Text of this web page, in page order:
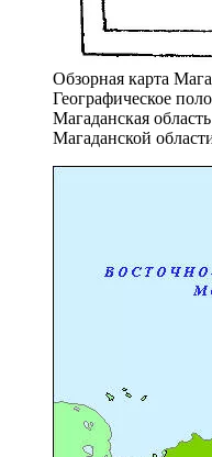
Обзорная карта
Географическое
Магаданская
Магаданской